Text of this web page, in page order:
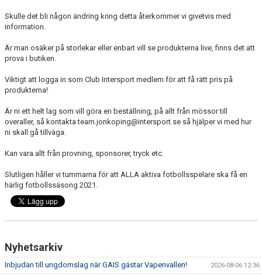
FRITIDSKORTET/AVGIFTER
Skulle det bli någon ändring kring detta återkommer vi givetvis med
information.
Är man osäker på storlekar eller enbart vill se produkterna live, finns det att
prova i butiken.
Viktigt att logga in som Club Intersport medlem för att få rätt pris på
produkterna!
Är ni ett helt lag som vill göra en beställning, på allt från mössor till
overaller, så kontakta team.jonkoping@intersport.se så hjälper vi med hur
ni skall gå tillväga.
Kan vara allt från provning, sponsorer, tryck etc.
Slutligen håller vi tummarna för att ALLA aktiva fotbollsspelare ska få en
härlig fotbollssäsong 2021.
Nyhetsarkiv
Inbjudan till ungdomslag när GAIS gästar Vapenvallen! 2026-08-06 12:36